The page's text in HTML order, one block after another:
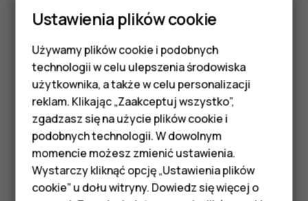
Smartfony
Telefony z funkcjami
podstawowymi
Akcesoria
HMD Terra M
Wskazówka:Jeśli chcesz śledzić lokalizacje, gdy
sygnały satelitarne nie są dostępne, np. w
pomieszczeniach lub między wysokimi budynkami,
włącz sieć Wi-Fi w celu zwiększenia dokładności
ustalania pozycji.
Czy te informacje były pomocne?
Ustawienia plików cookie
Używamy plików cookie i podobnych
technologii w celu ulepszenia środowiska
użytkownika, a także w celu personalizacji
reklam. Klikając „Zaakceptuj wszystko”,
zgadzasz się na użycie plików cookie i
podobnych technologii. W dowolnym
momencie możesz zmienić ustawienia.
Wystarczy kliknąć opcję „Ustawienia plików
cookie” u dołu witryny. Dowiedz się więcej o